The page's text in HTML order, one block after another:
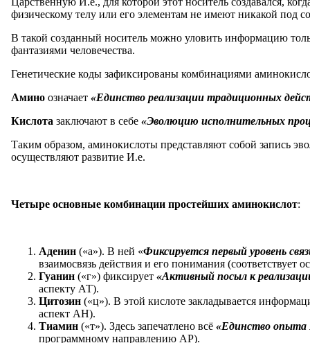
физическому телу или его элементам не имеют никакой под
В такой созданный носитель можно уловить информацию
фантазиями человечества.
Генетические коды зафиксированы комбинациями
Амино означает «Единство реализации традиционных
Кислота заключают в себе «Эволюцию исполнительных
Таким образом, аминокислоты представляют собой запись
осуществляют развитие И.е.
Четыре основные комбинации простейших аминокислот:
Аденин («а»). В ней «Фиксируется первый уровень
взаимосвязь действия и его понимания
Гуанин («г») фиксирует «Активный посыл к
аспекту АТ).
Цитозин («ц»). В этой кислоте закладывается
аспект АН).
Тиамин («т»). Здесь запечатлено всё «Единство опыта
программному направлению АР).